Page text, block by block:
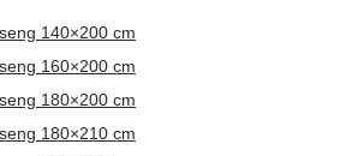
140×200 cm
160×200 cm
180×200 cm
180×210 cm